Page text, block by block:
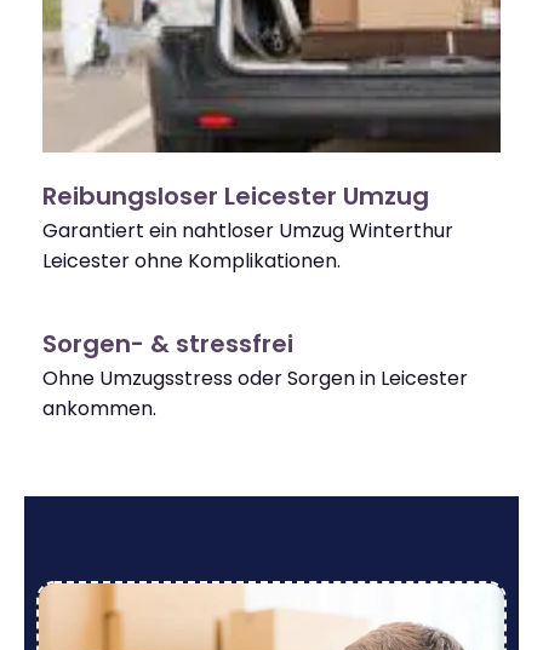
Reibungsloser Leicester Umzug
Garantiert ein nahtloser Umzug Winterthur
Leicester ohne Komplikationen.
Sorgen- & stressfrei
Ohne Umzugsstress oder Sorgen in Leicester
ankommen.